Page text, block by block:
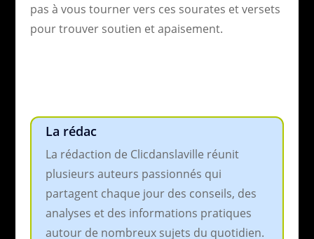
pas à vous tourner vers ces sourates et versets
pour trouver soutien et apaisement.
La rédac
La rédaction de Clicdanslaville réunit
plusieurs auteurs passionnés qui
partagent chaque jour des conseils, des
analyses et des informations pratiques
autour de nombreux sujets du quotidien.